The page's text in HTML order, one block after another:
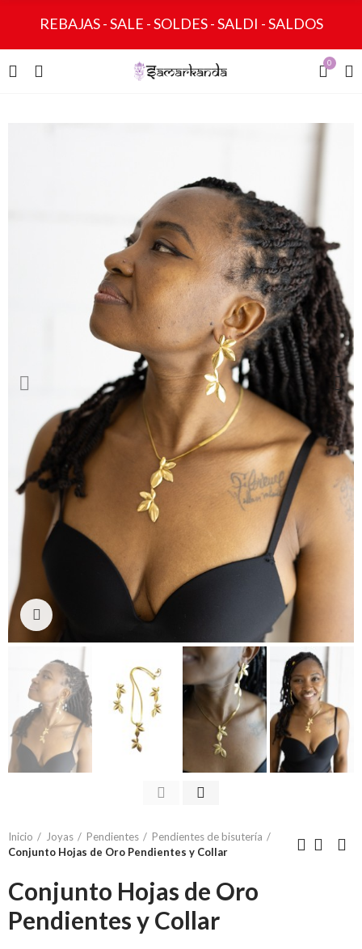
REBAJAS - SALE - SOLDES - SALDI - SALDOS
0
Inicio Joyas Pendientes
Pendientes de bisutería
Conjunto Hojas de Oro Pendientes y Collar
Conjunto Hojas de Oro
Pendientes y Collar